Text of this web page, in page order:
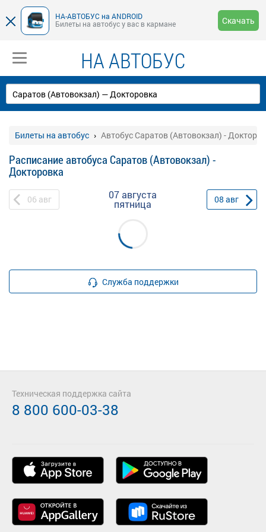
НА-АВТОБУС на ANDROID
Билеты на автобус у вас в кармане
Скачать
НА АВТОБУС
Билеты на автобус Автобус Саратов (Автовокзал) -
Расписание автобуса Саратов (Автовокзал) -
Докторовка
06 авг 07 августа
пятница 08 авг
Служба поддержки
Техническая поддержка сайта
8 800 600-03-38